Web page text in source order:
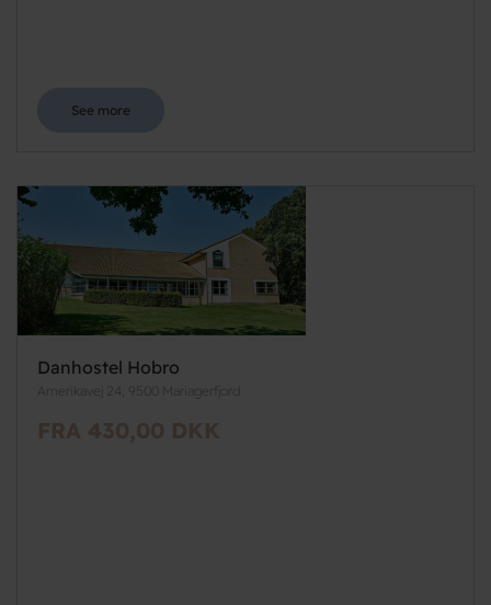
See more
Danhostel Hobro
Amerikavej 24, 9500 Mariagerfjord
FRA 430,00 DKK